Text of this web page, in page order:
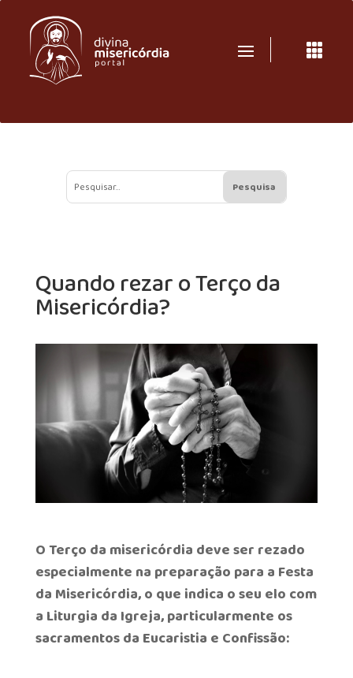

Quando rezar o Terço da
Misericórdia?
O Terço da misericórdia deve ser rezado
especialmente na preparação para a Festa
da Misericórdia, o que indica o seu elo com
a Liturgia da Igreja, particularmente os
sacramentos da Eucaristia e Confissão: